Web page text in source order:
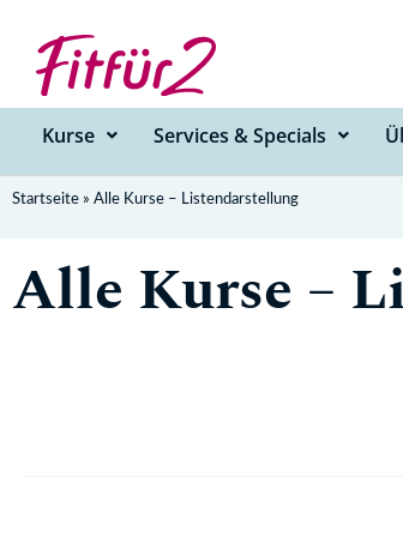
Inhalt
springen
Kurse Services & Specials
Startseite » Alle Kurse – Listendarstellung
Alle Kurse –